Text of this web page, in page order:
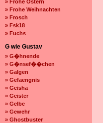
» Frohe Ostern
» Frohe Weihnachten
» Frosch
» Fsk18
» Fuchs
G wie Gustav
» G�hnende
» G�nsef��chen
» Galgen
» Gefaengnis
» Geisha
» Geister
» Gelbe
» Gewehr
» Ghostbuster